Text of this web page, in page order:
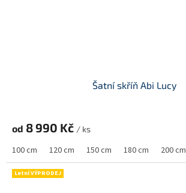
Šatní skříň Abi Lucy
od 8 990 Kč / ks
100 cm 120 cm 150 cm 180 cm 200 cm
Letní VÝPRODEJ